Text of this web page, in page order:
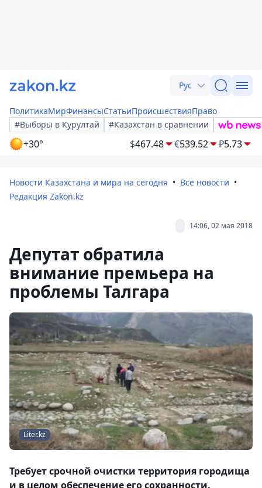
Рус
ПолитикаМирФинансыСтатьиПроисшествияПраво
#Выборы в Курултай
#Казахстан в сравнении
+30° $467.48 €539.52 ₽5.73
Новости Казахстана и мира на сегодня
Все новости
Редакция Zakon.kz
14:06, 02 мая 2018
Депутат обратила
внимание премьера на
проблемы Талгара
Liter.kz
Требует срочной очистки территория городища
и в целом обеспечение его сохранности.